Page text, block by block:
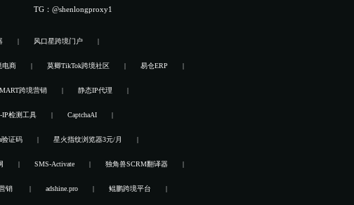
TG：@shenlongproxy1
风口星跨境门户
电商 莫卿TikTok跨境社区 易仓ERP
跨境营销 静态IP代理
IP检测工具 CaptchaAI
验证码 星火指纹浏览器3元/月
SMS-Activate 独角兽SCRM翻译器
销 adshine.pro 鲲鹏跨境平台